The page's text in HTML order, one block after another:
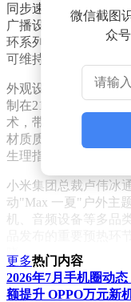
同步速度、踏频等数
广播设备，可与专业
环系列优势，典型使
可维持15天，即使开
外观设计采用突破性
制在21.6克，铝合金
术，带来顺滑触感。
材质质感的差异化需
生理指标监测，构建
小米集团总裁卢伟冰
动"Max 一夏"户外主
机、音频设备等多品
晓。
微信截图
众
更多热门内容
2026年7月手机圈动
额提升 OPPO万元新